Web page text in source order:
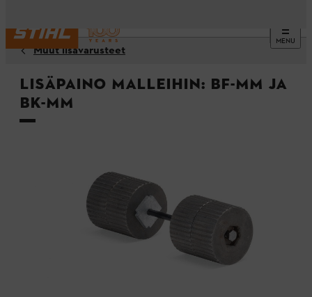
MENU
Muut lisävarusteet
Lisäpaino malleihin: BF-MM ja
BK-MM